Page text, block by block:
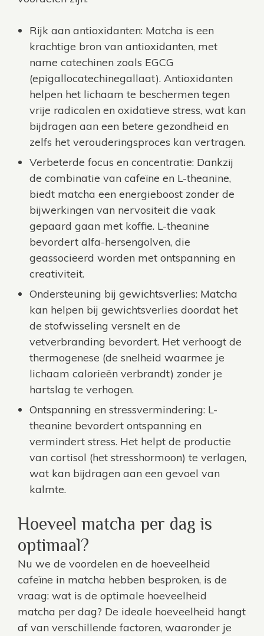
Rijk aan antioxidanten: Matcha is een
krachtige bron van antioxidanten, met
name catechinen zoals EGCG
(epigallocatechinegallaat). Antioxidanten
helpen het lichaam te beschermen tegen
vrije radicalen en oxidatieve stress, wat kan
bijdragen aan een betere gezondheid en
zelfs het verouderingsproces kan vertragen.
Verbeterde focus en concentratie: Dankzij
de combinatie van cafeïne en L-theanine,
biedt matcha een energieboost zonder de
bijwerkingen van nervositeit die vaak
gepaard gaan met koffie. L-theanine
bevordert alfa-hersengolven, die
geassocieerd worden met ontspanning en
creativiteit.
Ondersteuning bij gewichtsverlies: Matcha
kan helpen bij gewichtsverlies doordat het
de stofwisseling versnelt en de
vetverbranding bevordert. Het verhoogt de
thermogenese (de snelheid waarmee je
lichaam calorieën verbrandt) zonder je
hartslag te verhogen.
Ontspanning en stressvermindering: L-
theanine bevordert ontspanning en
vermindert stress. Het helpt de productie
van cortisol (het stresshormoon) te verlagen,
wat kan bijdragen aan een gevoel van
kalmte.
Hoeveel matcha per dag is
optimaal?
Nu we de voordelen en de hoeveelheid
cafeïne in matcha hebben besproken, is de
vraag: wat is de optimale hoeveelheid
matcha per dag? De ideale hoeveelheid hangt
af van verschillende factoren, waaronder je